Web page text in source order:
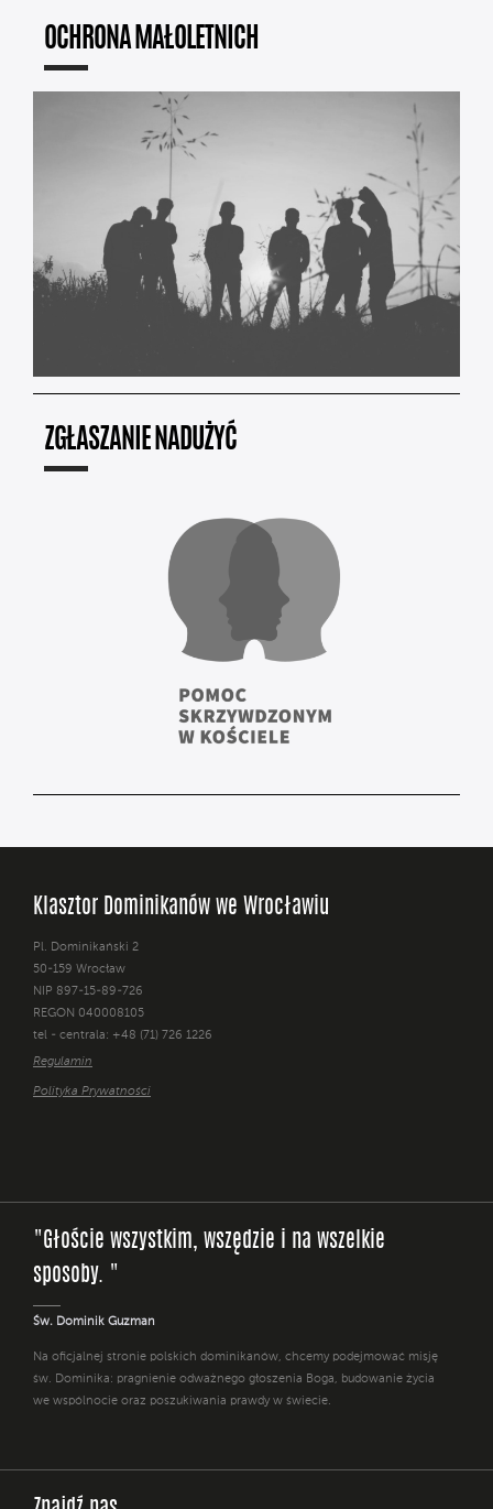
OCHRONA MAŁOLETNICH
ZGŁASZANIE NADUŻYĆ
Klasztor Dominikanów we Wrocławiu
Pl. Dominikański 2
50-159 Wrocław
NIP 897-15-89-726
REGON 040008105
tel - centrala: +48 (71) 726 1226
Regulamin
Polityka Prywatności
"Głoście wszystkim, wszędzie i na wszelkie
sposoby. "
Św. Dominik Guzman
Na oficjalnej stronie polskich dominikanów, chcemy podejmować misję
św. Dominika: pragnienie odważnego głoszenia Boga, budowanie życia
we wspólnocie oraz poszukiwania prawdy w świecie.